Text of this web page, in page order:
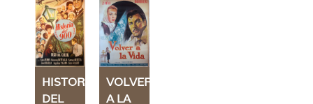
HISTORIA
DEL
VOLVER
A LA